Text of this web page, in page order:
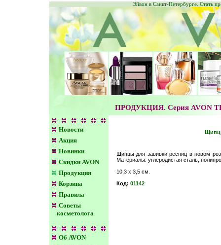
Эйвон в Санкт-Петербурге. Стать
Новости
Акция
Новинки
Скидки AVON
Продукция
Корзина
Правила
Советы
косметолога
Об AVON
ПРОДУКЦИЯ. Серия AVON
Щипцы для завивки ресниц в новом
Материалы: углеродистая сталь,
10,3 х 3,5 см.
Код: 01142